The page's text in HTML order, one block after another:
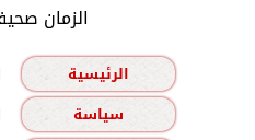
الزمان
الرئيسية
سياسة